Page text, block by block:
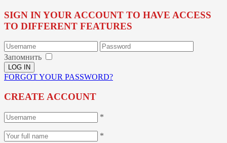
SIGN IN YOUR ACCOUNT TO HAVE ACCESS
TO DIFFERENT FEATURES
Запомнить
FORGOT YOUR PASSWORD?
CREATE ACCOUNT
*
*